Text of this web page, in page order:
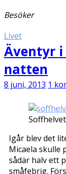
Besöker
Livet
Äventyr i
natten
8 juni, 2013 1
Igår blev det
Micaela skulle
sådär halv ett
småfebrig.